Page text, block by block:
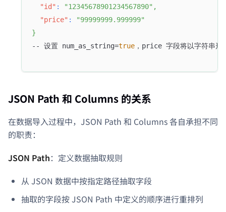
"id" : "12345678901234567890" ,
"price" :
"99999999.999999"
}
-- 设置 num_as_string=true ，price 字段将以字符串形
JSON Path 和 Columns 的关系
在数据导入过程中，JSON Path 和 Columns 各自承担不同
的职责：
JSON Path：定义数据抽取规则
从 JSON 数据中按指定路径抽取字段
抽取的字段按 JSON Path 中定义的顺序进行重排列